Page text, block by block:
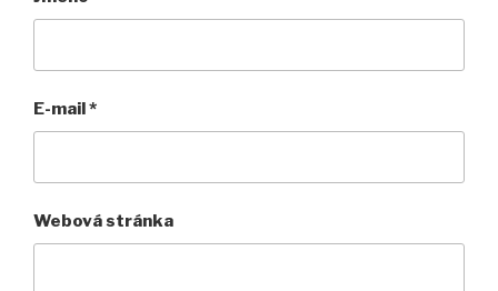
E-mail*
Webová stránka